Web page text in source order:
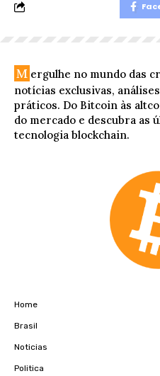
M ergulhe no mundo das
notícias exclusivas,
práticos. Do Bitcoin às
do mercado e descubra as
tecnologia blockchain.
Home
Brasil
Noticias
Politica